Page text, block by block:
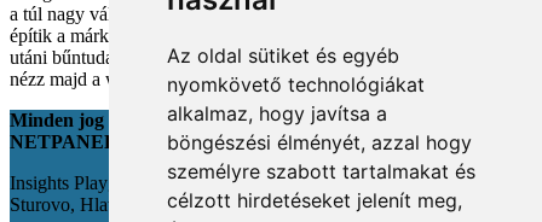
Az oldal sütiket és egyéb
nyomkövető technológiákat
alkalmaz, hogy javítsa a
böngészési élményét, azzal hogy
személyre szabott tartalmakat és
célzott hirdetéseket jelenít meg,
a túl nagy választéktól a hosszas böngészésig. Megmutatjuk, hogyan
építik a márkák a bizalmadat online, és miként kerüld el a vásárlás
utáni bűntudatot tudatos döntésekkel. Készülj fel, hogy máshogy
nézz majd a webshopokra!
Minden jog fenntartva
NETPANEL
Insights Playground s.r.o.;
Sturovo, Hlavná 22., 943 01